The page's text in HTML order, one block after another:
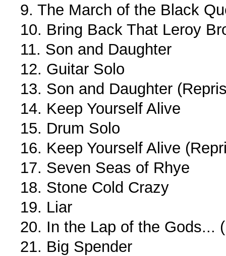
9. The March of the Black
10. Bring Back That Leroy
11. Son and Daughter
12. Guitar Solo
13. Son and Daughter
14. Keep Yourself Alive
15. Drum Solo
16. Keep Yourself Alive
17. Seven Seas of Rhye
18. Stone Cold Crazy
19. Liar
20. In the Lap of the Gods...
21. Big Spender